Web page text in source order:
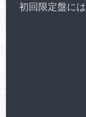
初回限定盤に